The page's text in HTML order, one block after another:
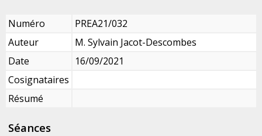
Numéro
PREA21/032
Auteur
M. Sylvain Jacot-Descombes
Date
16/09/2021
Cosignataires
Résumé
Séances